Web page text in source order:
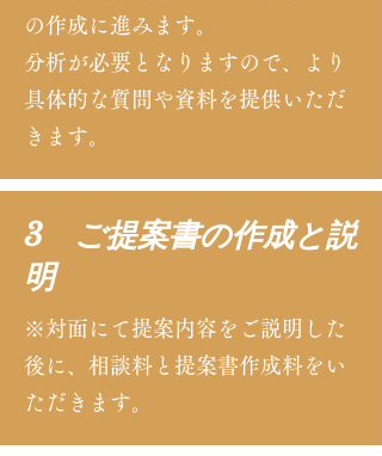
の作成に進みます。
分析が必要となりますので、より
具体的な質問や資料を提供いただ
きます。
3 ご提案書の作成と説
明
※対面にて提案内容をご説明した
後に、相談料と提案書作成料をい
ただきます。